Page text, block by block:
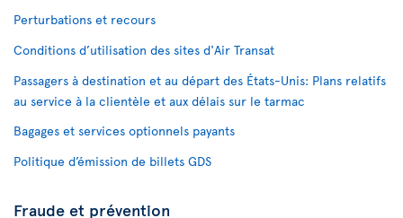
Perturbations et recours
Conditions d’utilisation des sites d'Air Transat
Passagers à destination et au départ des États-Unis: Plans relatifs
au service à la clientèle et aux délais sur le tarmac
Bagages et services optionnels payants
Politique d’émission de billets GDS
Fraude et prévention